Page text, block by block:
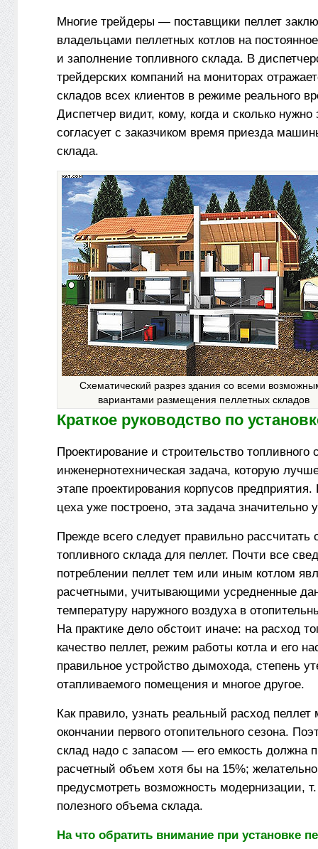
Многие трейдеры — поставщики пеллет
владельцами пеллетных котлов на
и заполнение топливного склада. В
трейдерских компаний на мониторах
складов всех клиентов в режиме реального
Диспетчер видит, кому, когда и сколько нужно
согласует с заказчиком время приезда
склада.
Схематический разрез здания со всеми
вариантами размещения пеллетных складов
Краткое руководство по
Проектирование и строительство
инженерно­техническая задача, которую
этапе проектирования корпусов
цеха уже построено, эта задача значительно
Прежде всего следует правильно рассчитать
топливного склада для пеллет. Почти все
потреблении пеллет тем или иным котлом
расчетными, учитывающими усредненные
температуру наружного воздуха в
На практике дело обстоит иначе: на расход
качество пеллет, режим работы котла и его
правильное устройство дымохода, степень
отапливаемого помещения и многое другое.
Как правило, узнать реальный расход пеллет
окончании первого отопительного сезона.
склад надо с запасом — его емкость должна
расчетный объем хотя бы на 15%;
предусмотреть возможность модернизации,
полезного объема склада.
На что обратить внимание при установке